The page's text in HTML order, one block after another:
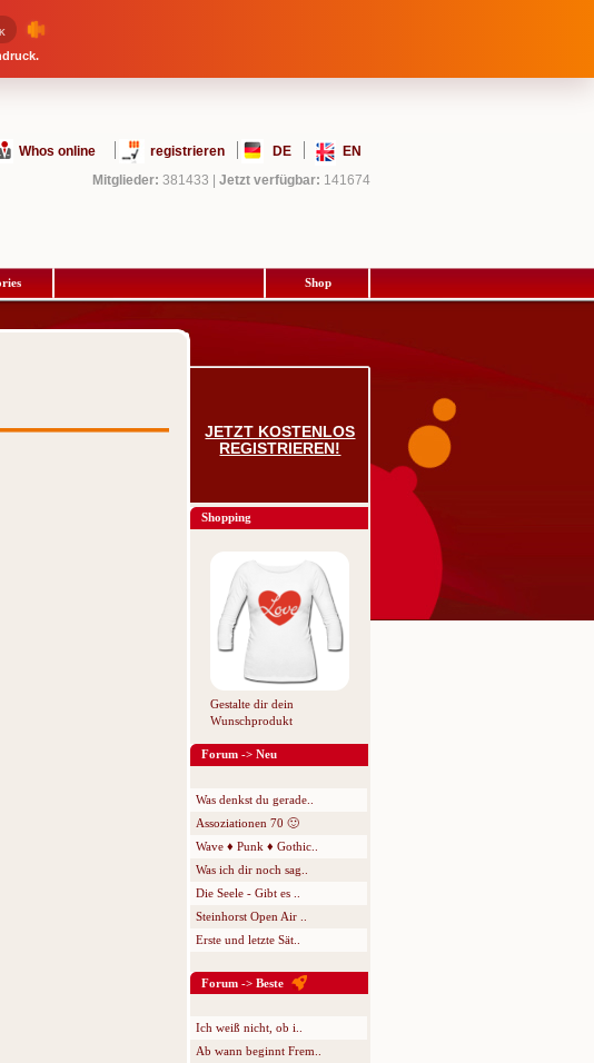
Whos online registrieren DE
EN
Mitglieder: 381433 Jetzt verfügbar: 141674
Shop
JETZT KOSTENLOS
REGISTRIEREN!
Shopping
Gestalte dir dein
Wunschprodukt
Forum -> Neu
Was denkst du gerade..
Assoziationen 70 🙂
Wave ♦ Punk ♦ Gothic..
Was ich dir noch sag..
Die Seele - Gibt es ..
Steinhorst Open Air ..
Erste und letzte Sät..
Forum -> Beste
Ich weiß nicht, ob i..
Ab wann beginnt Frem..